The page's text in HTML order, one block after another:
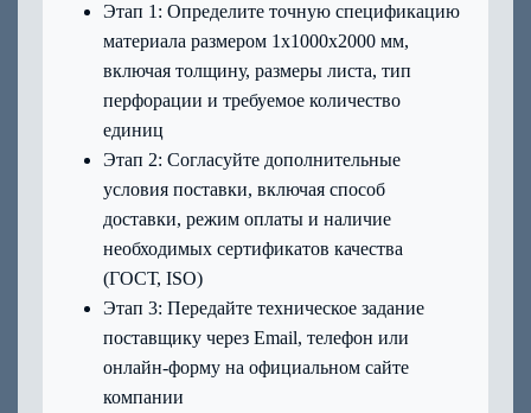
Этап 1: Определите точную спецификацию
материала размером 1х1000х2000 мм,
включая толщину, размеры листа, тип
перфорации и требуемое количество
единиц
Этап 2: Согласуйте дополнительные
условия поставки, включая способ
доставки, режим оплаты и наличие
необходимых сертификатов качества
(ГОСТ, ISO)
Этап 3: Передайте техническое задание
поставщику через Email, телефон или
онлайн-форму на официальном сайте
компании